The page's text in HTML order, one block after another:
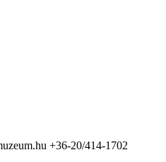
+36-20/414-1702